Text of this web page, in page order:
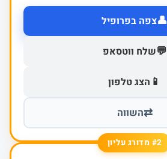
👤צפה בפרופיל
💬שלח ווטסאפ
📱 הצג טלפון
⇄השווה
#2 מדורג עליון